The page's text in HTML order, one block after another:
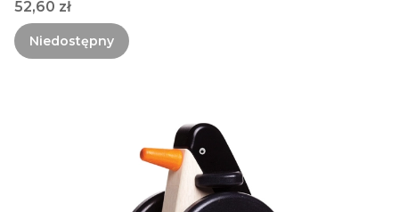
Cena
52,60 zł
Niedostępny